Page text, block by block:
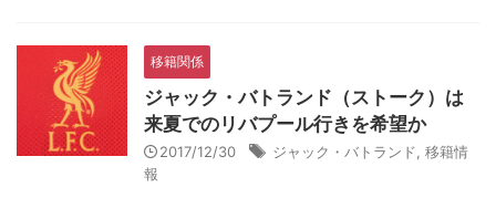
移籍関係
ジャック・バトランド（ストーク）は
来夏でのリバプール行きを希望か
2017/12/30 ジャック・バトランド
移籍情
報